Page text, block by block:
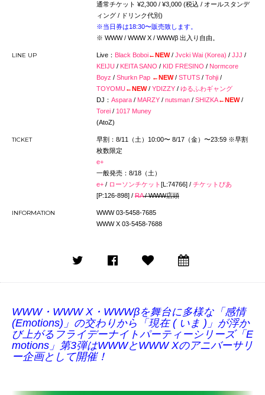
通常チケット ¥2,300 / ¥3,000 (税込 / オールスタンデ
ィング / ドリンク代別)
※当日券は18:30〜販売致します。
※ WWW / WWW X / WWWβ 出入り自由。
LINE UP Live： Black Boboi←NEW/ Jvcki Wai (Korea) / JJJ /
KEIJU / KEITA SANO / KID FRESINO / Normcore
Boyz / Shurkn Pap ←NEW / STUTS/ Tohji /
TOYOMU ←NEW/ YDIZZY/ ゆるふわギャング
DJ： Aspara/ MARZY/ nutsman/ SHIZKA←NEW/
Torei/ 1017 Muney
(AtoZ)
TICKET
早割：8/11（土）10:00〜 8/17（金）〜23:59 ※早割
枚数限定
e+
一般発売：8/18（土）
e+/ ローソンチケット [L:74766] / チケットぴあ
[P:126-898] /RA/ WWW店頭
INFORMATION
WWW 03-5458-7685
WWW X 03-5458-7688
WWW・WWW X・WWWβを舞台に多様な「感情
(Emotions)」の交わりから「現在 ( いま )」が浮か
び上がるフライデーナイトパーティーシリーズ「E
motions」第3弾はWWWとWWW Xのアニバーサリ
ー企画として開催！